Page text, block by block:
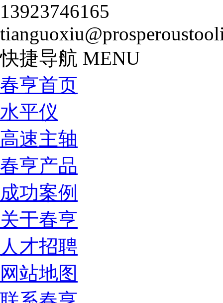
13923746165
快捷导航 MENU
春亨首页
水平仪
高速主轴
春亨产品
成功案例
关于春亨
人才招聘
网站地图